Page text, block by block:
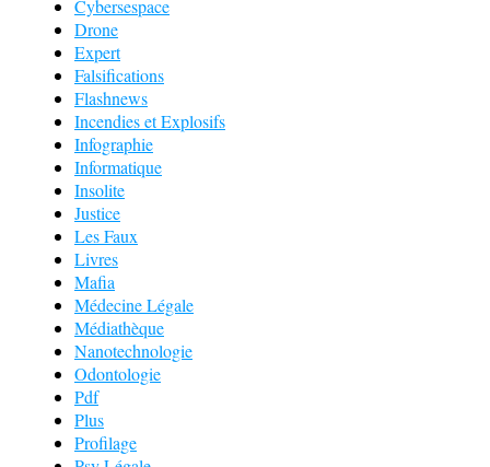
Cybersespace
Drone
Expert
Falsifications
Flashnews
Incendies et Explosifs
Infographie
Informatique
Insolite
Justice
Les Faux
Livres
Mafia
Médecine Légale
Médiathèque
Nanotechnologie
Odontologie
Pdf
Plus
Profilage